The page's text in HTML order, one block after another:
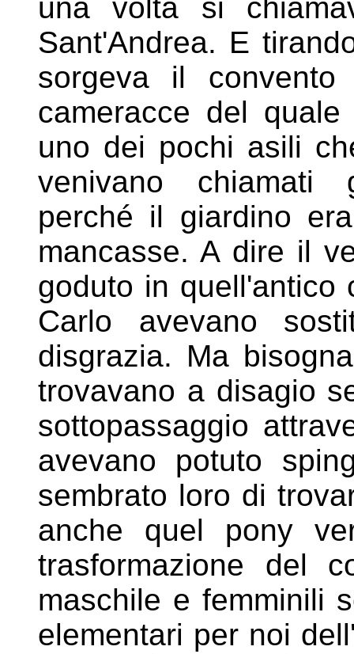
una volta si
Sant'Andrea. E
sorgeva il
cameracce del
uno dei pochi asili
venivano chiamati
perché il giardino
mancasse. A dire il
goduto in quell'antico
Carlo avevano
disgrazia. Ma
trovavano a disagio
sottopassaggio
avevano potuto
sembrato loro di
anche quel pony
trasformazione del
maschile e femminili
elementari per noi